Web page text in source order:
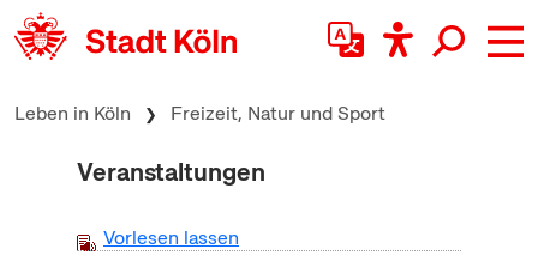
zum Inhalt springen
Leben in Köln Freizeit, Natur und Sport
Veranstaltungen
Vorlesen lassen